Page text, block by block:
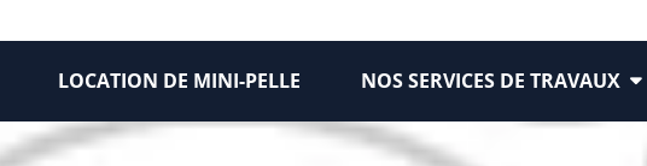
LOCATION DE MINI-PELLE NOS SERVICES DE TRAVAUX